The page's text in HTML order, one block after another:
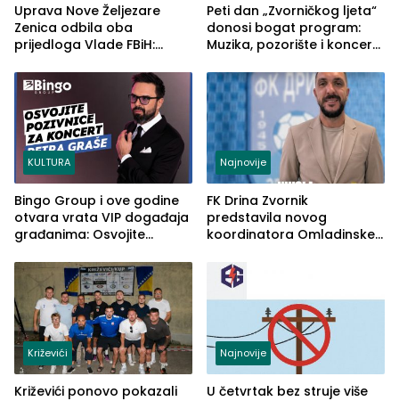
Uprava Nove Željezare
Zenica odbila oba
prijedloga Vlade FBiH:
rješenje
Peti dan „Zvorničkog ljeta“
donosi bogat program:
Muzika, pozorište i koncert
KULTURA
Bingo Group i ove godine
otvara vrata VIP događaja
građanima: Osvojite
Graše
Najnovije
FK Drina Zvornik
predstavila novog
koordinatora Omladinske
Križevići
Križevići ponovo pokazali
Najnovije
U četvrtak bez struje više